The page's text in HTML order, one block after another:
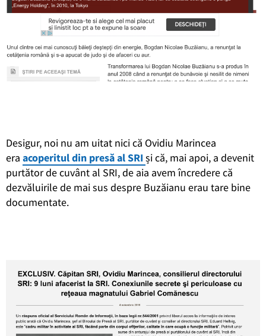
Desigur, noi nu am uitat nici că Ovidiu Marincea
era acoperitul din presă al SRI și că, mai apoi, a devenit
purtător de cuvânt al SRI, de aia avem încredere că
dezvăluirile de mai sus despre Buzăianu erau tare bine
documentate.